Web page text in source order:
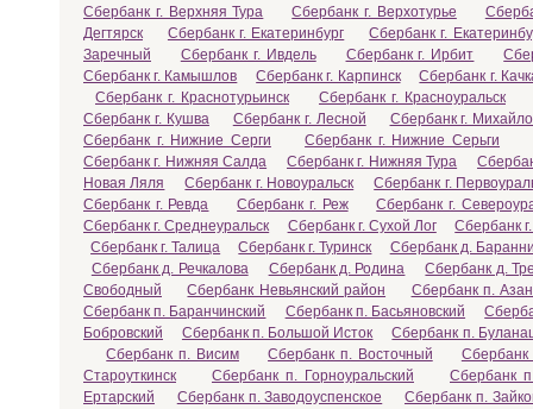
Сбербанк г. Верхняя Тура
Сбербанк г. Верхотурье
Дегтярск
Сбербанк г. Екатеринбург
Сбербанк г.
Заречный
Сбербанк г. Ивдель Сбербанк г. Ирбит
Сбербанк г. Камышлов
Сбербанк г. Карпинск
Сбербанк г.
Сбербанк г. Краснотурьинск
Сбербанк г. Красноуральск
Сбербанк г. Кушва
Сбербанк г. Лесной
Сбербанк г.
Сбербанк г. Нижние Серги
Сбербанк г. Нижние Серьги
Сбербанк г. Нижняя Салда
Сбербанк г. Нижняя Тура
Новая Ляля
Сбербанк г. Новоуральск
Сбербанк г.
Сбербанк г. Ревда
Сбербанк г. Реж
Сбербанк г.
Сбербанк г. Среднеуральск
Сбербанк г. Сухой Лог
Сбербанк
Сбербанк г. Талица
Сбербанк г. Туринск
Сбербанк д.
Сбербанк д. Речкалова
Сбербанк д. Родина
Сбербанк д.
Свободный
Сбербанк Невьянский район
Сбербанк п.
Сбербанк п. Баранчинский
Сбербанк п. Басьяновский
Бобровский
Сбербанк п. Большой Исток
Сбербанк п.
Сбербанк п. Висим
Сбербанк п. Восточный
Сбербанк
Староуткинск
Сбербанк п. Горноуральский
Сбербанк
Ертарский
Сбербанк п. Заводоуспенское
Сбербанк п.